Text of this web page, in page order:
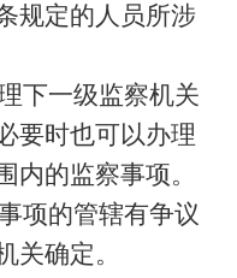
规定的人员所涉
下一级监察机关
要时也可以办理
内的监察事项。
项的管辖有争议
关确定。